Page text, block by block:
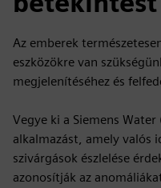
Az emberek
eszközökre van
megjelenítéséhez és
Vegye ki a Siemens
alkalmazást, amely valós
szivárgások észlelése
azonosítják az